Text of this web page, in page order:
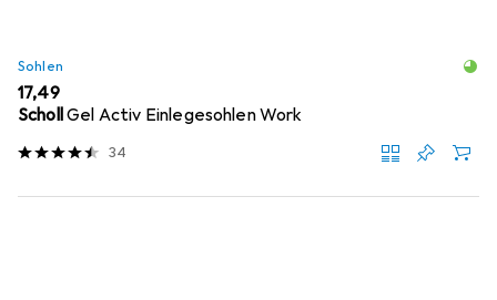
Sohlen
EUR
17,49
SchollGel Activ Einlegesohlen Work
34